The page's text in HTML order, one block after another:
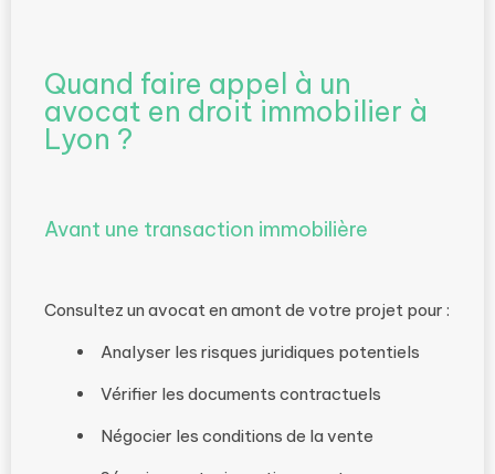
Quand faire appel à un
avocat en droit immobilier à
Lyon ?
Avant une transaction immobilière
Consultez un avocat en amont de votre projet pour :
Analyser les risques juridiques potentiels
Vérifier les documents contractuels
Négocier les conditions de la vente